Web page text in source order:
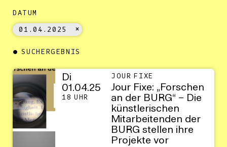
DATUM
01.04.2025
SUCHERGEBNIS
Di
01.04.25
18 UHR
JOUR FIXE
Jour Fixe: „Forschen
an der BURG“ – Die
künstlerischen
Mitarbeitenden der
BURG stellen ihre
Projekte vor